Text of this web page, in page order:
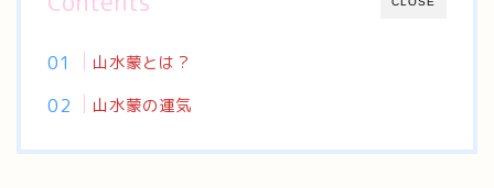
山水蒙とは？
山水蒙の運気